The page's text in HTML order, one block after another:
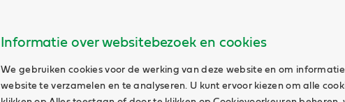
Informatie over websitebezoek en cookies
We gebruiken cookies voor de werking van deze website en om
website te verzamelen en te analyseren. U kunt ervoor kiezen om alle